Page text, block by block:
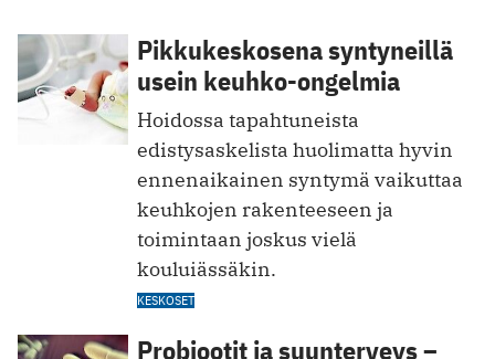
Pikkukeskosena syntyneillä
usein keuhko-ongelmia
Hoidossa tapahtuneista
edistysaskelista huolimatta hyvin
ennenaikainen syntymä vaikuttaa
keuhkojen rakenteeseen ja
toimintaan joskus vielä
kouluiässäkin.
KESKOSET
Probiootit ja suunterveys –